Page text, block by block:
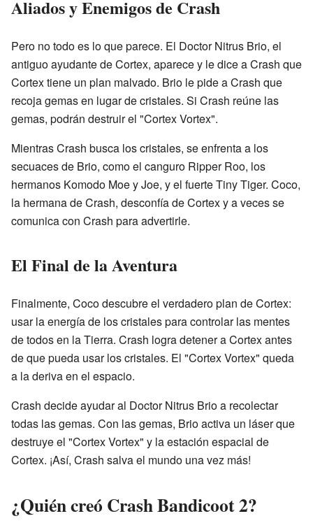
Aliados y Enemigos de Crash
Pero no todo es lo que parece. El Doctor Nitrus Brio, el
antiguo ayudante de Cortex, aparece y le dice a Crash que
Cortex tiene un plan malvado. Brio le pide a Crash que
recoja gemas en lugar de cristales. Si Crash reúne las
gemas, podrán destruir el "Cortex Vortex".
Mientras Crash busca los cristales, se enfrenta a los
secuaces de Brio, como el canguro Ripper Roo, los
hermanos Komodo Moe y Joe, y el fuerte Tiny Tiger. Coco,
la hermana de Crash, desconfía de Cortex y a veces se
comunica con Crash para advertirle.
El Final de la Aventura
Finalmente, Coco descubre el verdadero plan de Cortex:
usar la energía de los cristales para controlar las mentes
de todos en la Tierra. Crash logra detener a Cortex antes
de que pueda usar los cristales. El "Cortex Vortex" queda
a la deriva en el espacio.
Crash decide ayudar al Doctor Nitrus Brio a recolectar
todas las gemas. Con las gemas, Brio activa un láser que
destruye el "Cortex Vortex" y la estación espacial de
Cortex. ¡Así, Crash salva el mundo una vez más!
¿Quién creó Crash Bandicoot 2?